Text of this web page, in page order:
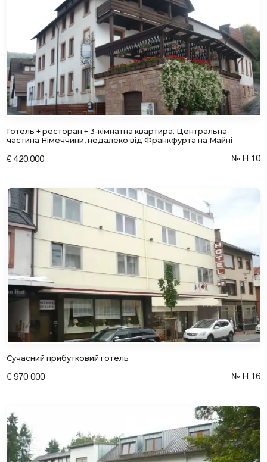
Готель + ресторан + 3-кімнатна квартира. Центральна
частина Німеччини, недалеко від Франкфурта на Майні
€ 420.000 № H 10
Сучасний прибутковий готель
€ 970 000 № Н 16